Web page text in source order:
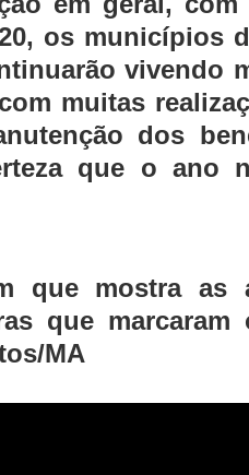
os municípios
vivendo
muitas
dos
que o ano
que mostra as
que marcaram
MA